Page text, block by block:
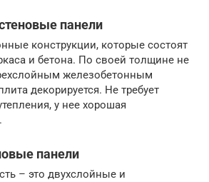
панели
конструкции, которые состоят
и бетона. По своей толщине не
железобетонным
декорируется. Не требует
у нее хорошая
панели
– это двухслойные и